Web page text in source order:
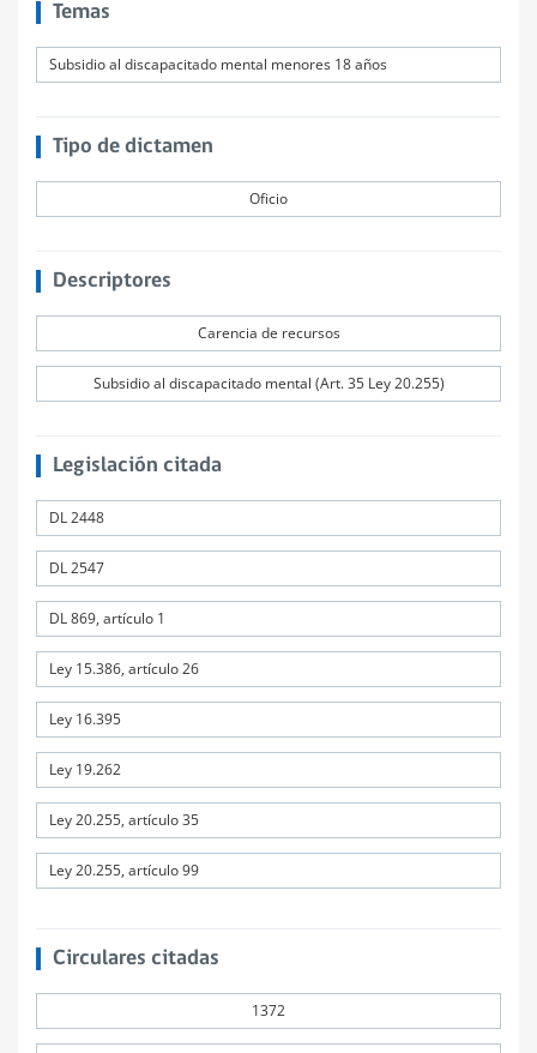
Temas
Subsidio al discapacitado mental menores 18 años
Tipo de dictamen
Oficio
Descriptores
Carencia de recursos
Subsidio al discapacitado mental (Art. 35 Ley 20.255)
Legislación citada
DL 2448
DL 2547
DL 869, artículo 1
Ley 15.386, artículo 26
Ley 16.395
Ley 19.262
Ley 20.255, artículo 35
Ley 20.255, artículo 99
Circulares citadas
1372